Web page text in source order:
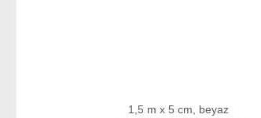
1,5 m x 5 cm, beyaz